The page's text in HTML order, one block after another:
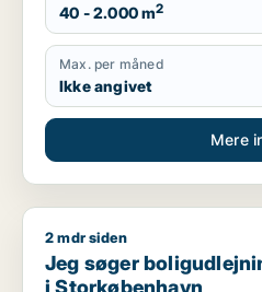
40 - 2.000 m2
Max. per måned
Ikke angivet
Mere
Jeg søger
2 mdr siden
Jeg søger
i Storkøbenhavn